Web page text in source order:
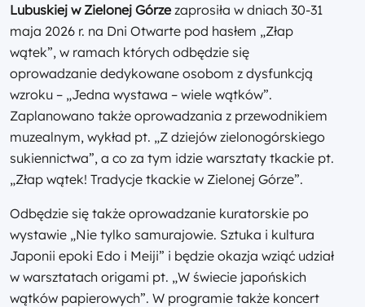
Lubuskiej w Zielonej Górze zaprosiła w dniach 30-31
maja 2026 r. na Dni Otwarte pod hasłem „Złap
wątek”, w ramach których odbędzie się
oprowadzanie dedykowane osobom z dysfunkcją
wzroku – „Jedna wystawa – wiele wątków”.
Zaplanowano także oprowadzania z przewodnikiem
muzealnym, wykład pt. „Z dziejów zielonogórskiego
sukiennictwa”, a co za tym idzie warsztaty tkackie pt.
„Złap wątek! Tradycje tkackie w Zielonej Górze”.
Odbędzie się także oprowadzanie kuratorskie po
wystawie „Nie tylko samurajowie. Sztuka i kultura
Japonii epoki Edo i Meiji” i będzie okazja wziąć udział
w warsztatach origami pt. „W świecie japońskich
wątków papierowych”. W programie także koncert